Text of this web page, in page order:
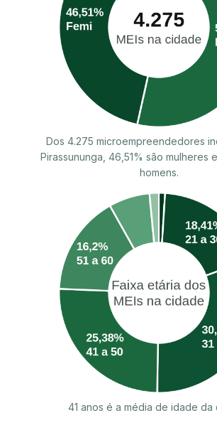
Dos 4.275 microempreendedores
Pirassununga, 46,51% são mulheres
homens.
41 anos é a média de idade da